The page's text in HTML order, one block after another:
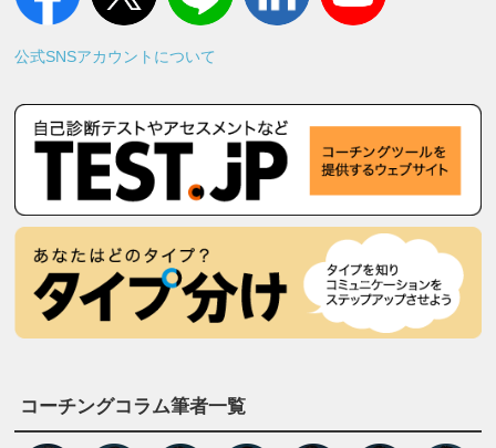
公式SNSアカウントについて
コーチングコラム筆者一覧